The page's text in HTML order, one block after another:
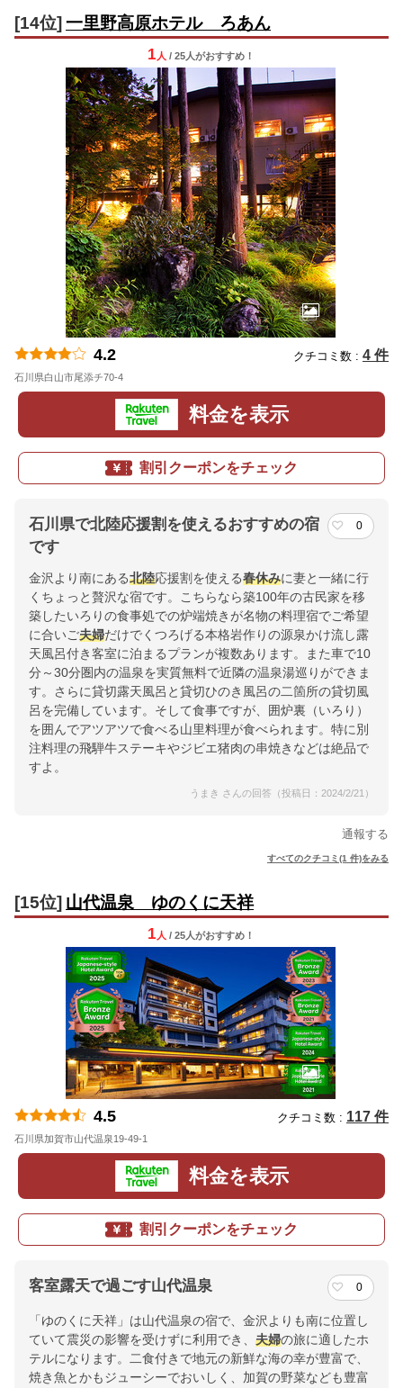
[14位] 一里野高原ホテル ろあん
1 人 / 25人がおすすめ！
4.2 クチコミ数 : 4 件
石川県白山市尾添チ70-4
料金を表示
割引クーポンをチェック
石川県で北陸応援割を使えるおすすめの宿
です
0
金沢より南にある北陸応援割を使える春休みに妻と一緒に行
くちょっと贅沢な宿です。こちらなら築100年の古民家を移
築したいろりの食事処での炉端焼きが名物の料理宿でご希望
に合いご夫婦だけでくつろげる本格岩作りの源泉かけ流し露
天風呂付き客室に泊まるプランが複数あります。また車で10
分～30分圏内の温泉を実質無料で近隣の温泉湯巡りができま
す。さらに貸切露天風呂と貸切ひのき風呂の二箇所の貸切風
呂を完備しています。そして食事ですが、囲炉裏（いろり）
を囲んでアツアツで食べる山里料理が食べられます。特に別
注料理の飛騨牛ステーキやジビエ猪肉の串焼きなどは絶品で
すよ。
うまき さんの回答（投稿日：2024/2/21）
通報する
すべてのクチコミ(1 件)をみる
[15位] 山代温泉 ゆのくに天祥
1 人 / 25人がおすすめ！
4.5 クチコミ数 : 117 件
石川県加賀市山代温泉19-49-1
料金を表示
割引クーポンをチェック
客室露天で過ごす山代温泉 0
「ゆのくに天祥」は山代温泉の宿で、金沢よりも南に位置し
ていて震災の影響を受けずに利用でき、 夫婦の旅に適したホ
テルになります。二食付きで地元の新鮮な海の幸が豊富で、
焼き魚とかもジューシーでおいしく、加賀の野菜なども豊富